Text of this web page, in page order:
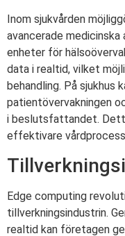
Inom sjukvården
avancerade medicinska
enheter för
data i realtid, vilket
behandling. På
patientövervakningen
i beslutsfattandet.
effektivare
Edge computing
tillverkningsindustrin.
realtid kan företagen